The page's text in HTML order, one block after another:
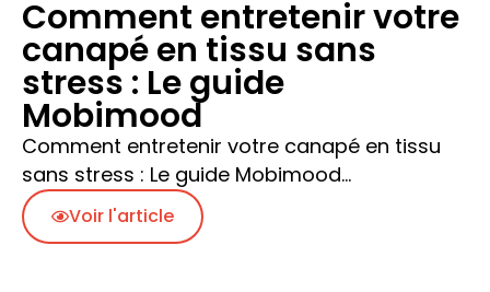
​Comment entretenir votre
canapé en tissu sans
stress : Le guide
Mobimood
Comment entretenir votre canapé en tissu
sans stress : Le guide Mobimood…
Voir l'article